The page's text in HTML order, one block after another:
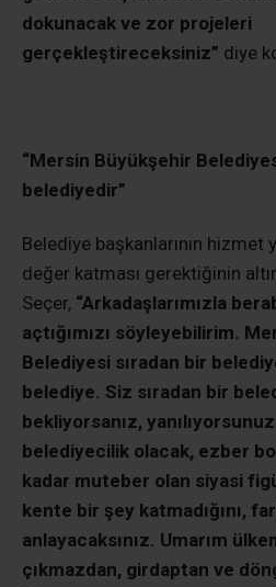
dokunacak ve zor projeleri
gerçekleştireceksiniz” diye
“Mersin Büyükşehir
belediyedir”
Belediye başkanlarının hizmet
değer katması gerektiğinin
Seçer, “Arkadaşlarımızla
açtığımızı söyleyebilirim.
Belediyesi sıradan bir
belediye. Siz sıradan bir
bekliyorsanız,
belediyecilik olacak, ezber
kadar muteber olan siyasi
kente bir şey katmadığını,
anlayacaksınız. Umarım
çıkmazdan, girdaptan ve